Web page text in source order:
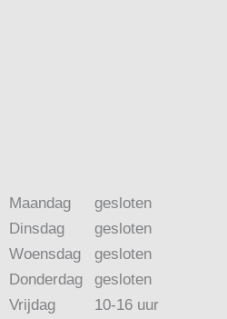
Maandag
Dinsdag
Woensdag
Donderdag
Vrijdag
gesloten
gesloten
gesloten
gesloten
10-16 uur